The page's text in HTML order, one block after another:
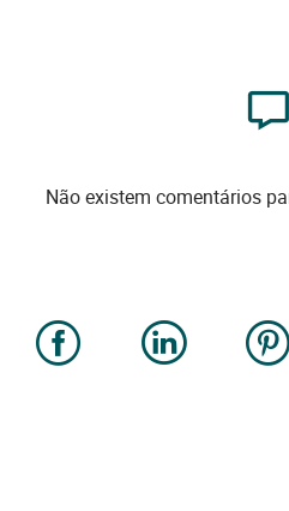
Não existem comentários